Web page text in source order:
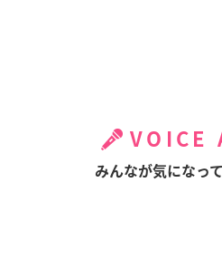
VOICE
みんなが気になっ